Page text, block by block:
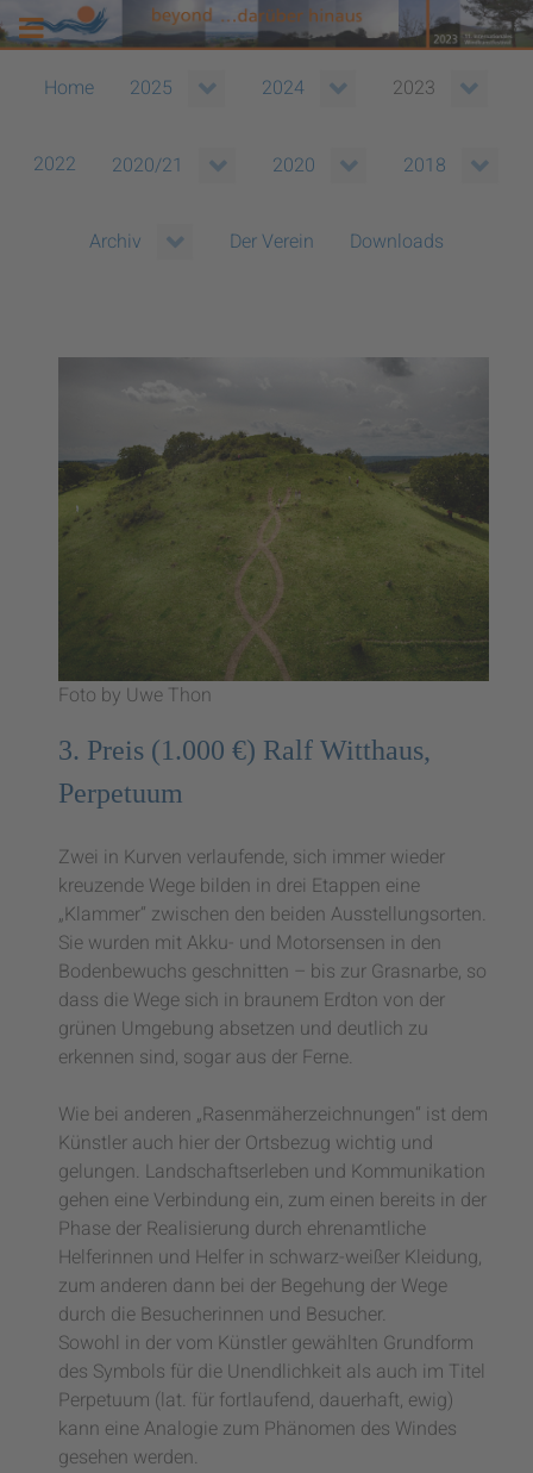
Home 2025 2024 2023
2022 2020/21 2020 2018
Archiv Der Verein Downloads
Foto by Uwe Thon
3. Preis (1.000 €) Ralf Witthaus,
Perpetuum
Zwei in Kurven verlaufende, sich immer wieder
kreuzende Wege bilden in drei Etappen eine
„Klammer“ zwischen den beiden Ausstellungsorten.
Sie wurden mit Akku- und Motorsensen in den
Bodenbewuchs geschnitten – bis zur Grasnarbe, so
dass die Wege sich in braunem Erdton von der
grünen Umgebung absetzen und deutlich zu
erkennen sind, sogar aus der Ferne.
Wie bei anderen „Rasenmäherzeichnungen“ ist dem
Künstler auch hier der Ortsbezug wichtig und
gelungen. Landschaftserleben und Kommunikation
gehen eine Verbindung ein, zum einen bereits in der
Phase der Realisierung durch ehrenamtliche
Helferinnen und Helfer in schwarz-weißer Kleidung,
zum anderen dann bei der Begehung der Wege
durch die Besucherinnen und Besucher.
Sowohl in der vom Künstler gewählten Grundform
des Symbols für die Unendlichkeit als auch im Titel
Perpetuum (lat. für fortlaufend, dauerhaft, ewig)
kann eine Analogie zum Phänomen des Windes
gesehen werden.